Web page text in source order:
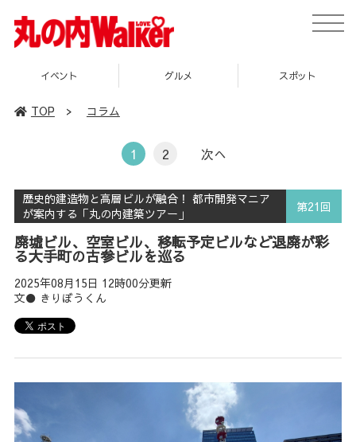
toggle
グルメ スポット 企画
TOP > コラム
1 2 次へ
歴史的建造物と高層ビルが融合！ 都市開発マニア
が案内する「丸の内建築ツアー」
第21回
廃墟ビル、空室ビル、移転予定ビルなど退廃が彩
る大手町の古参ビルを巡る
2025年08月15日 12時00分更新
文● きりぼうくん